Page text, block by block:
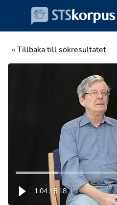
« Tillbaka till sökresultatet
1:04 / 5:18 |